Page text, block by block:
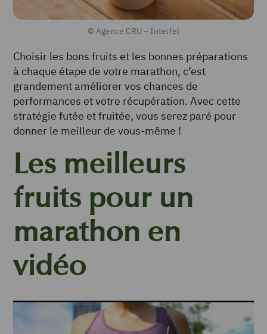
© Agence CRU – Interfel
Choisir les bons fruits et les bonnes préparations
à chaque étape de votre marathon, c’est
grandement améliorer vos chances de
performances et votre récupération. Avec cette
stratégie futée et fruitée, vous serez paré pour
donner le meilleur de vous-même !
Les meilleurs
fruits pour un
marathon en
vidéo